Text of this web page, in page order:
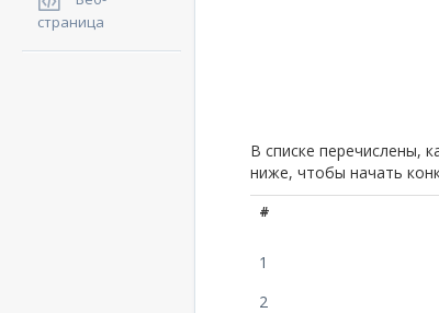
страница
В списке перечислены,
ниже, чтобы начать
#
1
2